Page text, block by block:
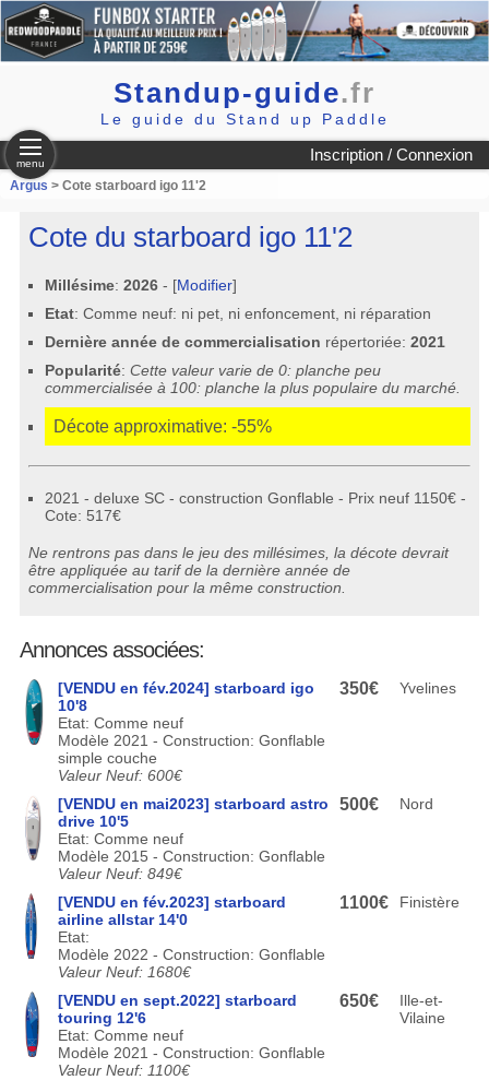
Standup-guide.fr
Le guide du Stand up Paddle
Inscription / Connexion
menu
Argus > Cote starboard igo 11'2
Cote du starboard igo 11'2
Millésime:2026 - [Modifier]
Etat: Comme neuf: ni pet, ni enfoncement, ni réparation
Dernière année de commercialisation répertoriée:2021
Popularité:Cette valeur varie de 0: planche peu
commercialisée à 100: planche la plus populaire du marché.
Décote approximative: -55%
2021 - deluxe SC - construction Gonflable - Prix neuf 1150€ -
Cote: 517€
Ne rentrons pas dans le jeu des millésimes, la décote devrait
être appliquée au tarif de la dernière année de
commercialisation pour la même construction.
Annonces associées:
[VENDU en fév.2024] starboard igo
10'8
Etat: Comme neuf
Modèle 2021 - Construction: Gonflable
simple couche
Valeur Neuf: 600€
350€ Yvelines
[VENDU en mai2023] starboard astro
drive 10'5
Etat: Comme neuf
Modèle 2015 - Construction: Gonflable
Valeur Neuf: 849€
500€ Nord
[VENDU en fév.2023] starboard
airline allstar 14'0
Etat:
Modèle 2022 - Construction: Gonflable
Valeur Neuf: 1680€
1100€ Finistère
[VENDU en sept.2022] starboard
touring 12'6
Etat: Comme neuf
Modèle 2021 - Construction: Gonflable
Valeur Neuf: 1100€
650€
Ille-et-
Vilaine